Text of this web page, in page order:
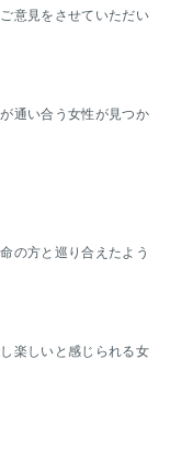
意見をさせていただい
通い合う女性が見つか
の方と巡り合えたよう
楽しいと感じられる女